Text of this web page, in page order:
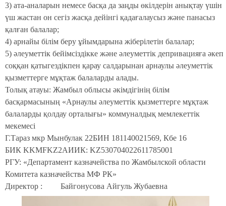
3) ата-аналарын немесе басқа да заңды өкілдерін анықтау үшін
үш жастан он сегіз жасқа дейінгі қадағалаусыз және панасыз
қалған балалар;
4) арнайы білім беру ұйымдарына жіберілетін балалар;
5) әлеуметтік бейімсіздікке және әлеуметтік депривацияға әкеп
соққан қатыгездікпен қарау салдарынан арнаулы әлеуметтік
қызметтерге мұқтаж балаларды алады.
Толық атауы: Жамбыл облысы әкімдігінің білім
басқармасының «Арнаулы әлеуметтік қызметтерге мұқтаж
балаларды қолдау орталығы» коммуналдық мемлекеттік
мекемесі
Г.Тараз мкр Мынбулак 22БИН 181140021569, Кбе 16
БИК KKMFKZ2AИИК: KZ530704022611785001
РГУ: «Департамент казначейства по Жамбылской области
Комитета казначейства МФ РК»
Директор : Байгонусова Айгуль Жубаевна